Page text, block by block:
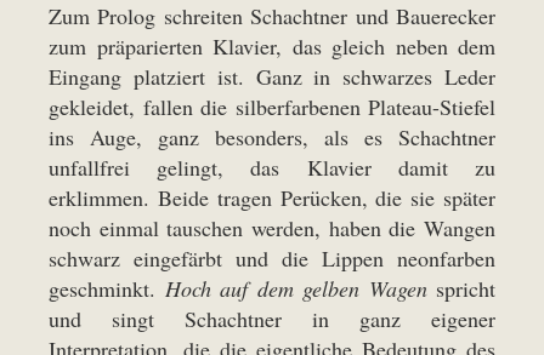
Zum Prolog schreiten Schachtner und Bauerecker
zum präparierten Klavier, das gleich neben dem
Eingang platziert ist. Ganz in schwarzes Leder
gekleidet, fallen die silberfarbenen Plateau-Stiefel
ins Auge, ganz besonders, als es Schachtner
unfallfrei gelingt, das Klavier damit zu
erklimmen. Beide tragen Perücken, die sie später
noch einmal tauschen werden, haben die Wangen
schwarz eingefärbt und die Lippen neonfarben
geschminkt. Hoch auf dem gelben Wagenspricht
und singt Schachtner in ganz eigener